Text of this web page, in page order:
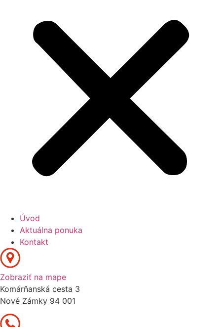
Úvod
Aktuálna ponuka
Kontakt
Zobraziť na mape
Komárňanská cesta 3
Nové Zámky 94 001